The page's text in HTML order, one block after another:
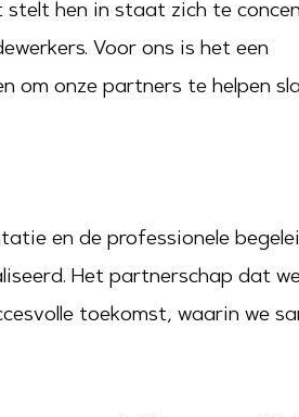
stelt hen in staat zich te
Voor ons is het een
om onze partners te helpen
en de professionele
Het partnerschap dat
toekomst, waarin we